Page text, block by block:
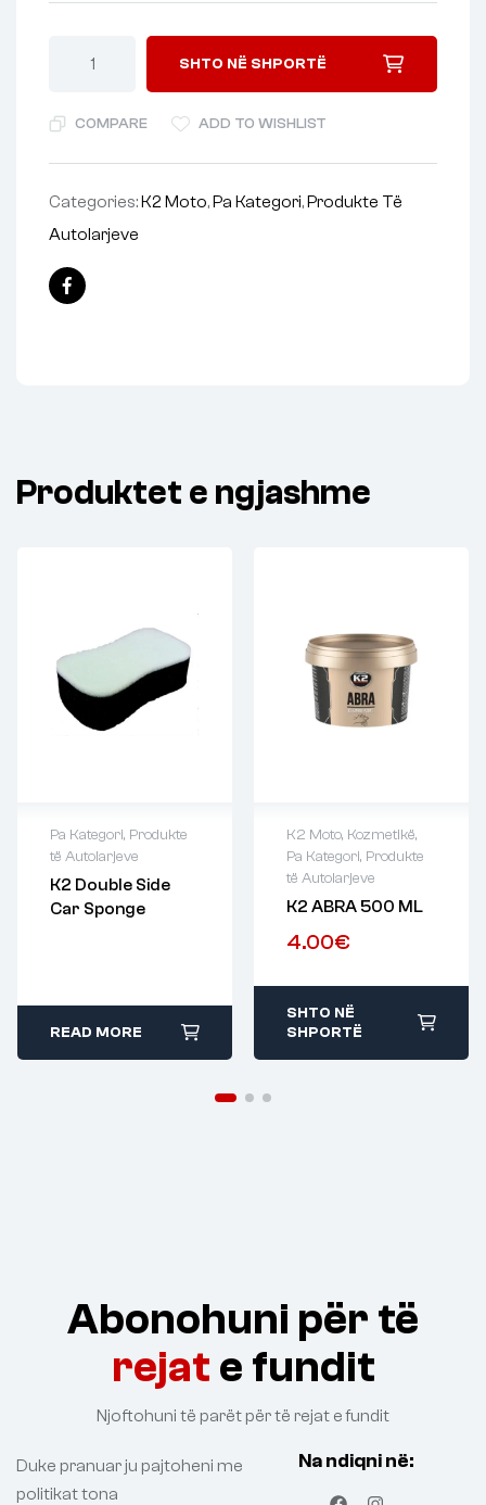
SHTO NË SHPORTË
COMPARE ADD TO WISHLIST
Categories:K2 Moto,Pa Kategori,Produkte Të
Autolarjeve
Facebook
Produktet e ngjashme
Pa Kategori, Produkte
të Autolarjeve
K2 Double Side
Car Sponge
READ MORE
K2 Moto, Kozmetikë,
Pa Kategori, Produkte
të Autolarjeve
K2 ABRA 500 ML
4.00€
SHTO NË
SHPORTË
Abonohuni për të
rejat e fundit
Njoftohuni të parët për të rejat e fundit
Duke pranuar ju pajtoheni me
politikat tona
Na ndiqni në: